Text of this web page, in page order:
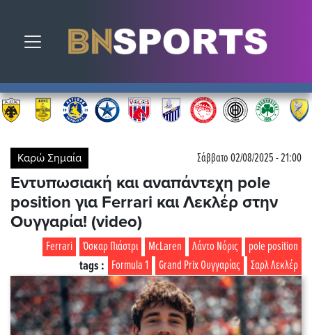
Toggle navigation
Καρώ Σημαία Σάββατο 02/08/2025 - 21:00
Εντυπωσιακή και αναπάντεχη pole
position για Ferrari και Λεκλέρ στην
Ουγγαρία! (video)
pole position
Λάντο Νόρις
McLaren
Όσκαρ Πιάστρι
Ferrari
Σαρλ Λεκλέρ
Grand Prix Ουγγαρίας
Formula 1
tags :